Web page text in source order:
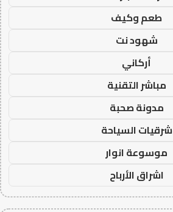
طعم وكيف
شهود نت
أركاني
مباشر التقنية
مدونة صحبة
شرقيات السياحة
موسوعة انوار
اشراق الأرباح